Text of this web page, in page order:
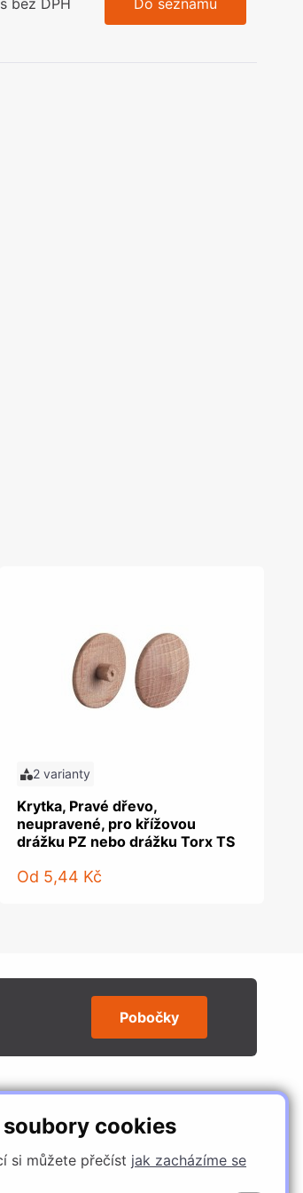
soubory cookies
si můžete přečíst jak zacházíme se
bez DPH Do seznamu
2 varianty
Krytka, Pravé dřevo,
neupravené, pro křížovou
drážku PZ nebo drážku Torx TS
Od 5,44 Kč
Pobočky
SLEDUJTE NÁS